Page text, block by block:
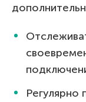
Регулярно